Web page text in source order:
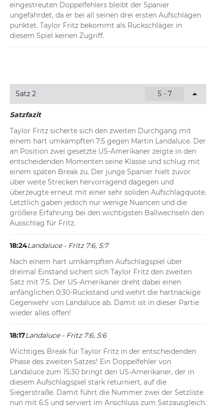
eingestreuten Doppelfehlers bleibt der Spanier
ungefährdet, da er bei all seinen drei ersten Aufschlägen
punktet. Taylor Fritz bekommt als Rückschläger in
diesem Spiel keinen Zugriff.
Der an Position zwei gesetzte US-Amerikaner sichert sich
sein Aufschlagspiel und serviert dabei ein Ass zum
zwischenzeitlichen 30:15. Landaluce kommt beim 30:30
zwar kurz heran, kann sich jedoch keine Breakchance
18:29Landaluce - Fritz 7:6, 5:7, 1:0
Landaluce startet mit einem schnellen 0:30-Rückstand in
diesen Entscheidungssatz. Der Spanier fängt sich aber
rechtzeitig, verbucht vier Punkte in Serie und bringt sein
Service zum 1:0 durch.
Satz 2 5 - 7
Satzfazit
Taylor Fritz sicherte sich den zweiten Durchgang mit
einem hart umkämpften 7:5 gegen Martin Landaluce. Der
an Position zwei gesetzte US-Amerikaner zeigte in den
entscheidenden Momenten seine Klasse und schlug mit
einem späten Break zu. Der junge Spanier hielt zuvor
über weite Strecken hervorragend dagegen und
überzeugte erneut mit einer sehr soliden Aufschlagquote.
Letztlich gaben jedoch nur wenige Nuancen und die
größere Erfahrung bei den wichtigsten Ballwechseln den
Ausschlag für Fritz.
18:24Landaluce - Fritz 7:6, 5:7
Nach einem hart umkämpften Aufschlagspiel über
dreimal Einstand sichert sich Taylor Fritz den zweiten
Satz mit 7:5. Der US-Amerikaner dreht dabei einen
anfänglichen 0:30-Rückstand und wehrt die hartnäckige
Gegenwehr von Landaluce ab. Damit ist in dieser Partie
wieder alles offen!
18:17Landaluce - Fritz 7:6, 5:6
Wichtiges Break für Taylor Fritz in der entscheidenden
Phase des zweiten Satzes! Ein Doppelfehler von
Landaluce zum 15:30 bringt den US-Amerikaner, der in
diesem Aufschlagspiel stark returniert, auf die
Siegerstraße. Damit führt die Nummer zwei der Setzliste
nun mit 6:5 und serviert im Anschluss zum Satzausgleich.